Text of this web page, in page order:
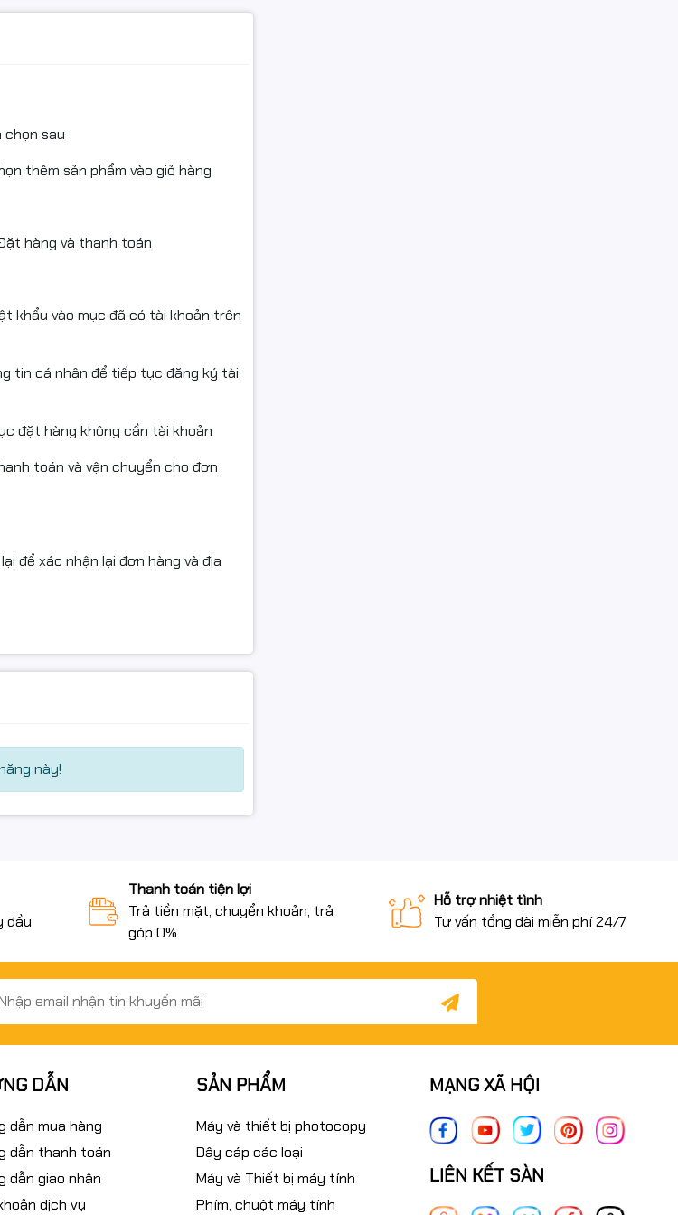
giá sỉ cho hầu hết các dòng máy
#mayinlaser #mayindentrang
#mucnap#mucdo
chọn sau
thêm sản phẩm vào giỏ hàng
hàng và thanh toán
khẩu vào mục đã có tài khoản trên
tin cá nhân để tiếp tục đăng ký tài
đặt hàng không cần tài khoản
toán và vận chuyển cho đơn
để xác nhận lại đơn hàng và địa
này!
ty Ngọc Thọ đều có nguồn gốc xuất xứ rõ ràng.
chất lượng hàng hóa.
VAT đầy đủ.
đầu
Thanh toán tiện lợi
Trả tiền mặt, chuyển khoản, trả
góp 0%
Hỗ trợ nhiệt tình
Tư vấn tổng đài miễn phí 24/7
DẪN
dẫn mua hàng
dẫn thanh toán
dẫn giao nhận
dịch vụ
SẢN PHẨM
Máy và thiết bị photocopy
Dây cáp các loại
Máy và Thiết bị máy tính
Phím, chuột máy tính
MẠNG XÃ HỘI
LIÊN KẾT SÀN